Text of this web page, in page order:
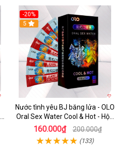
-20%
Hot
5
Nước tình yêu BJ băng lửa - OLO
Oral Sex Water Cool & Hot - Hộp
4 cặp
160.000₫ 200.000₫
(133)